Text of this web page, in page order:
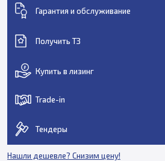
Гарантия и обслуживание
Получить ТЗ
Купить в лизинг
Trade-in
Тендеры
Нашли дешевле? Снизим цену!